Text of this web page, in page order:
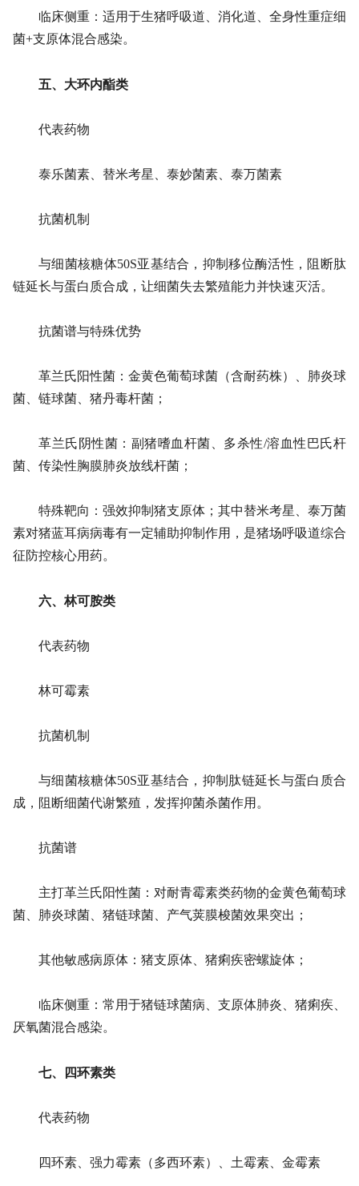
临床侧重：适用于生猪呼吸道、消化道、全身性重症细
菌+支原体混合感染。
五、大环内酯类
代表药物
泰乐菌素、替米考星、泰妙菌素、泰万菌素
抗菌机制
与细菌核糖体50S亚基结合，抑制移位酶活性，阻断肽
链延长与蛋白质合成，让细菌失去繁殖能力并快速灭活。
抗菌谱与特殊优势
革兰氏阳性菌：金黄色葡萄球菌（含耐药株）、肺炎球
菌、链球菌、猪丹毒杆菌；
革兰氏阴性菌：副猪嗜血杆菌、多杀性/溶血性巴氏杆
菌、传染性胸膜肺炎放线杆菌；
特殊靶向：强效抑制猪支原体；其中替米考星、泰万菌
素对猪蓝耳病病毒有一定辅助抑制作用，是猪场呼吸道综合
征防控核心用药。
六、林可胺类
代表药物
林可霉素
抗菌机制
与细菌核糖体50S亚基结合，抑制肽链延长与蛋白质合
成，阻断细菌代谢繁殖，发挥抑菌杀菌作用。
抗菌谱
主打革兰氏阳性菌：对耐青霉素类药物的金黄色葡萄球
菌、肺炎球菌、猪链球菌、产气荚膜梭菌效果突出；
其他敏感病原体：猪支原体、猪痢疾密螺旋体；
临床侧重：常用于猪链球菌病、支原体肺炎、猪痢疾、
厌氧菌混合感染。
七、四环素类
代表药物
四环素、强力霉素（多西环素）、土霉素、金霉素